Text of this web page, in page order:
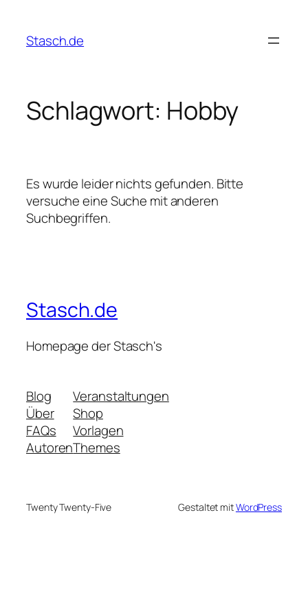
springen
Stasch.de
Schlagwort: Hobby
Es wurde leider nichts gefunden. Bitte
versuche eine Suche mit anderen
Suchbegriffen.
Stasch.de
Homepage der Stasch's
Blog
Über
FAQs
Autoren
Veranstaltungen
Shop
Vorlagen
Themes
Twenty Twenty-Five Gestaltet mitWordPress